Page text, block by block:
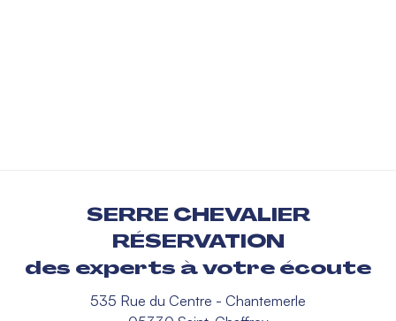
SERRE CHEVALIER
RÉSERVATION
des experts à votre écoute
535 Rue du Centre - Chantemerle